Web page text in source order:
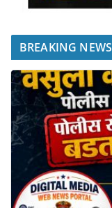
BREAKING NEWS